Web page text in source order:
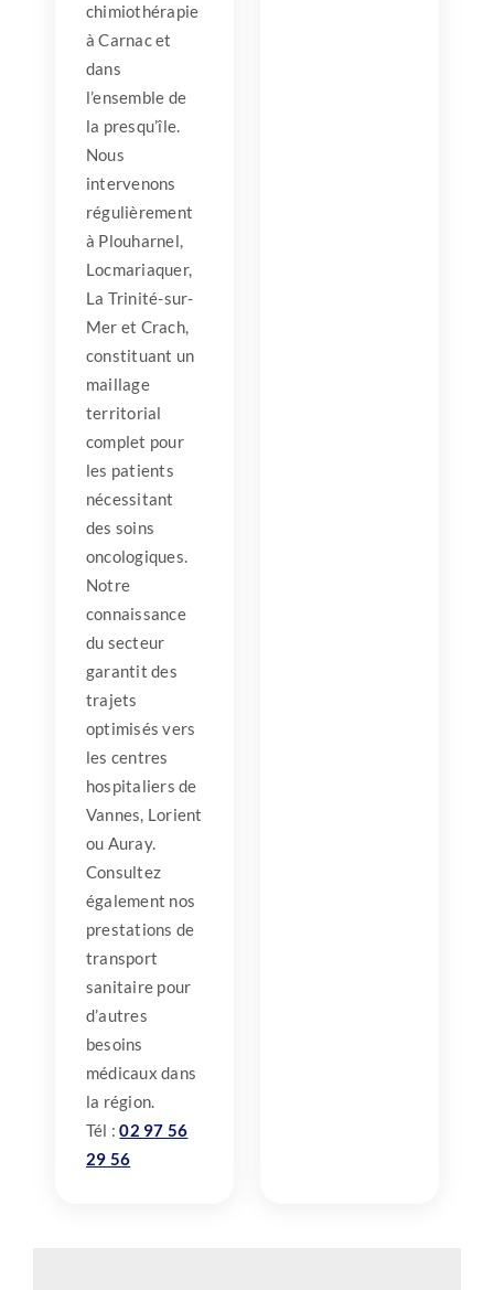
chimiothérapie
à Carnac et
dans
l’ensemble de
la presqu’île.
Nous
intervenons
régulièrement
à Plouharnel,
Locmariaquer,
La Trinité-sur-
Mer et Crach,
constituant un
maillage
territorial
complet pour
les patients
nécessitant
des soins
oncologiques.
Notre
connaissance
du secteur
garantit des
trajets
optimisés vers
les centres
hospitaliers de
Vannes, Lorient
ou Auray.
Consultez
également nos
prestations de
transport
sanitaire pour
d’autres
besoins
médicaux dans
la région.
Tél :02 97 56
29 56